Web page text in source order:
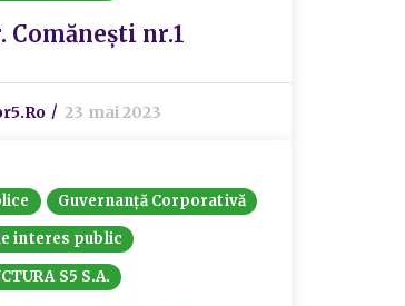
Comănești nr.1
23 mai 2023
Guvernanță Corporativă
interes public
S5 S.A.